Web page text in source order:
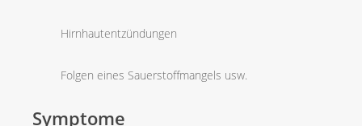
Hirnhautentzündungen
Folgen eines Sauerstoffmangels usw.
Symptome